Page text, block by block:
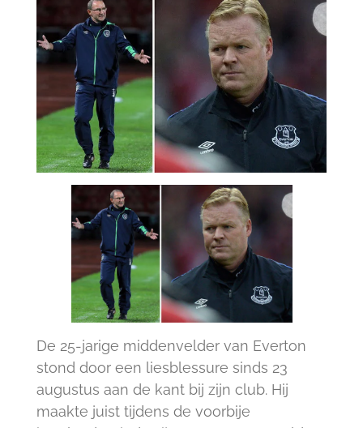
De 25-jarige middenvelder van Everton
stond door een liesblessure sinds 23
augustus aan de kant bij zijn club. Hij
maakte juist tijdens de voorbije